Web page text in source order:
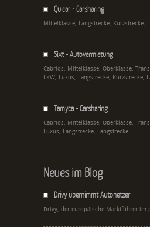
Quicar - Carsharing
Mittelklasse, Langstrecke, Kurzstrecke,
Sixt - Autovermietung
Cabrios, Mittelklasse, Oberklasse,
LKW, Luxus, Langstrecke, Kurzstrecke,
Tamyca - Carsharing
Cabrios, Mittelklasse, Oberklasse,
Luxus, Langstrecke, Langstrecke
Neues im Blog
Drivy übernimmt Autonetzer
Drivy, der europäische Marktführer im